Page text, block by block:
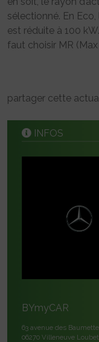
sélectionné. En
est réduite à 100
faut choisir MR
partager cette
INFOS
BYmyCAR
63 avenue des
06270 Villeneuve Loubet